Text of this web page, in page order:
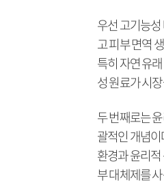
우선 고기능성
고 피부 면역
특히 자연 유
성 원료가 시
두 번째로는
괄적인 개념
환경과 윤리
부 대체제를